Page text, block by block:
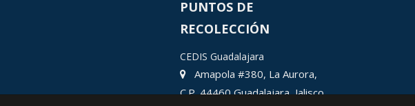
PUNTOS DE
RECOLECCIÓN
CEDIS Guadalajara
Amapola #380, La Aurora,
C.P. 44460 Guadalajara, Jalisco,